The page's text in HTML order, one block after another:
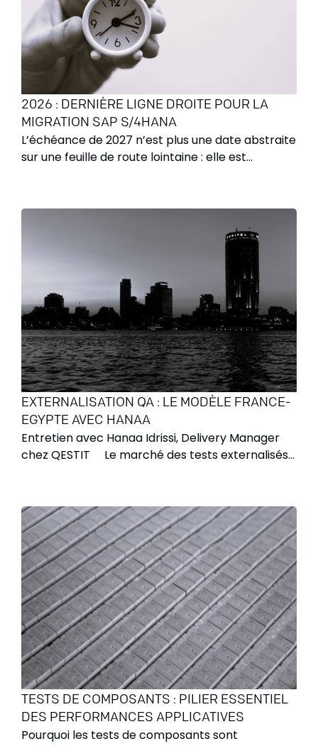
2026 : DERNIÈRE LIGNE DROITE POUR LA
MIGRATION SAP S/4HANA
L’échéance de 2027 n’est plus une date abstraite
sur une feuille de route lointaine : elle est
ECC, l’année 2026 marque l'entrée officielle dans
EXTERNALISATION QA : LE MODÈLE FRANCE-
EGYPTE AVEC HANAA
Entretien avec Hanaa Idrissi, Delivery Manager
chez QESTIT Le marché des tests externalisés
des tests externalisés** réalisés entre l’Europe, le
Moyen-Orient et l’Afrique, les entreprises
cherchent des partenaires fiables capables
d’allier expertise technique et proximité
culturelle. C’est exactement là que notre centre
de tests du Caire se distingue, avec Hanaa, notre
Delivery Manager francophone, en première
ligne. Hanaa, pouvez-vous nous présenter votre
rôle au sein du centre de tests du Caire ? « Mon
rôle est de faire le lien entre nos clients français
et nos équipes locales. Je suis basée au Caire et
je m’assure que chaque projet soit mené avec
rigueur et efficacité. Je travaille directement
avec le directeur local en Égypte pour choisir et
TESTS DE COMPOSANTS : PILIER ESSENTIEL
DES PERFORMANCES APPLICATIVES
Pourquoi les tests de composants sont